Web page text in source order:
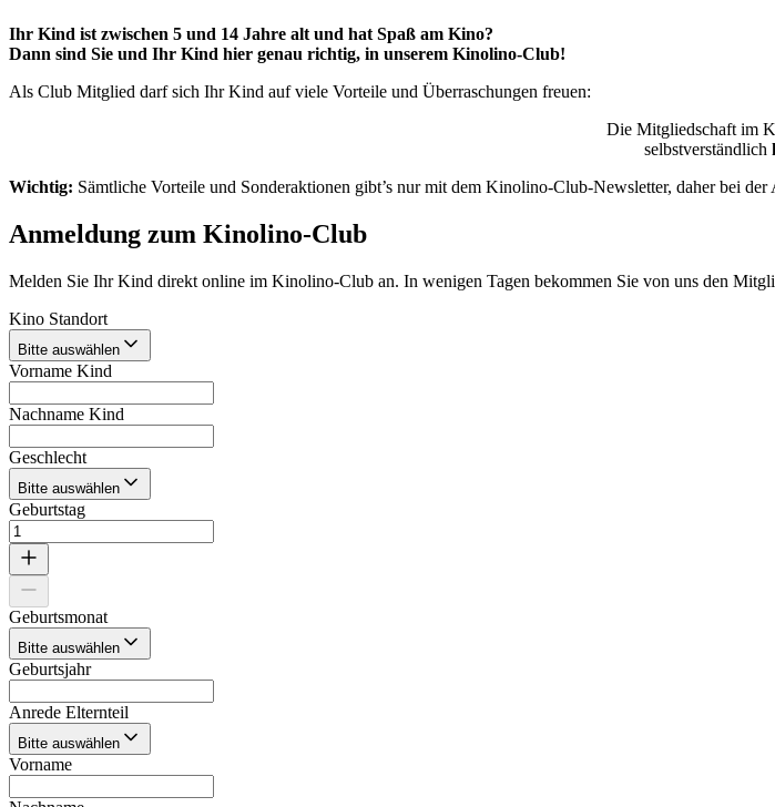
Ihr Kind ist zwischen 5 und 14 Jahre alt und hat Spaß am Kino?
Dann sind Sie und Ihr Kind hier genau richtig, in unserem Kinolino-Club!
Als Club Mitglied darf sich Ihr Kind auf viele Vorteile und Überraschungen freuen:
Die Mitgliedschaft im
selbstverständlich
Wichtig: Sämtliche Vorteile und Sonderaktionen gibt’s nur mit dem Kinolino-Club-Newsletter, daher bei
Anmeldung zum Kinolino-Club
Melden Sie Ihr Kind direkt online im Kinolino-Club an. In wenigen Tagen bekommen Sie von uns den
Kino Standort
Bitte auswählen
Vorname Kind
Nachname Kind
Geschlecht
Bitte auswählen
Geburtstag
Geburtsmonat
Bitte auswählen
Geburtsjahr
Anrede Elternteil
Bitte auswählen
Vorname